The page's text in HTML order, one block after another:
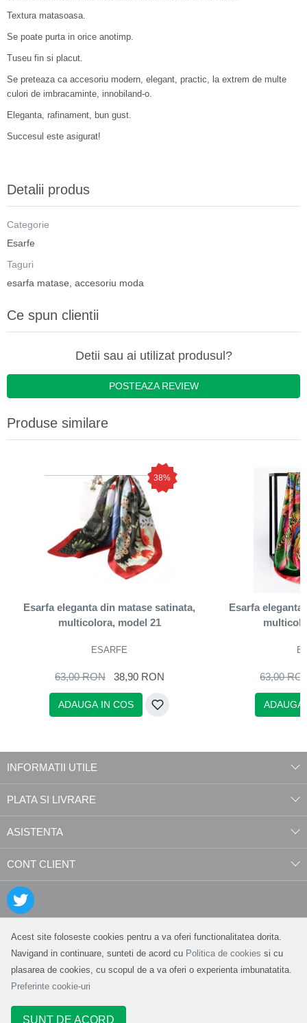
Acest site foloseste cookies pentru a va oferi functionalitatea dorita.
Navigand in continuare, sunteti de acord cu Politica de cookies si cu
plasarea de cookies, cu scopul de a va oferi o experienta imbunatatita.
Preferinte cookie-uri
SUNT DE ACORD
Textura matasoasa.
Se poate purta in orice anotimp.
Tuseu fin si placut.
Se preteaza ca accesoriu modern, elegant, practic, la extrem de multe
culori de imbracaminte, innobiland-o.
Eleganta, rafinament, bun gust.
Succesul este asigurat!
Detalii produs
Categorie
Esarfe
Taguri
esarfa matase accesoriu moda
Ce spun clientii
Detii sau ai utilizat produsul?
POSTEAZA REVIEW
Produse similare
38%
Esarfa eleganta din matase satinata,
multicolora, model 21
ESARFE
63,00 RON 38,90 RON
ADAUGA IN COS
Esarfa eleganta
63,00
ADAUGA
INFORMATII UTILE
PLATA SI LIVRARE
ASISTENTA
CONT CLIENT